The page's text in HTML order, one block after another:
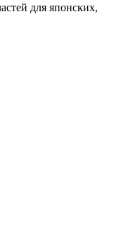
для японских,